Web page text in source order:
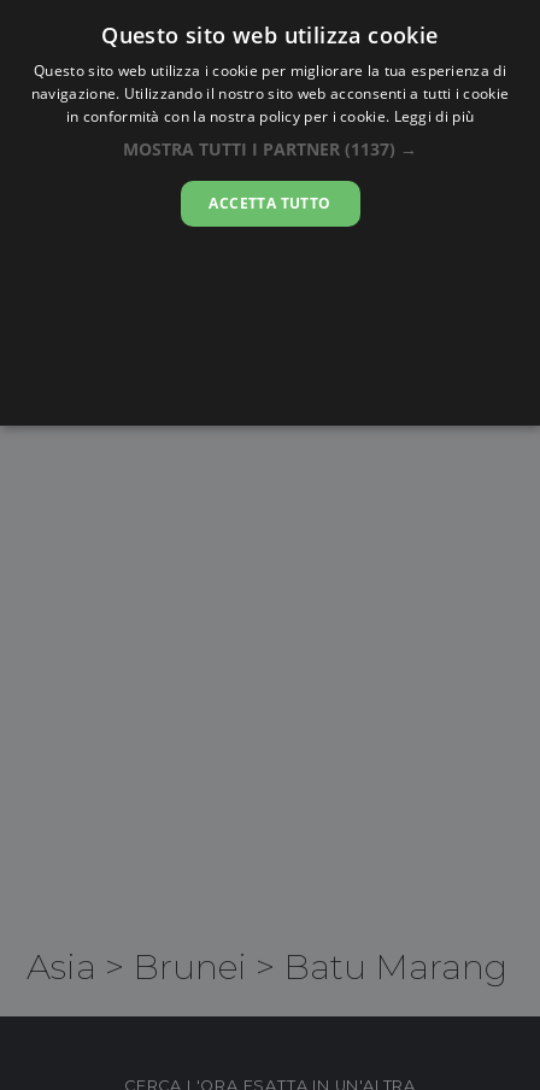
Oraesatta.co
Ora EsattaBatu Marang
11:52:44
Asia > Brunei > Batu Marang
CERCA L'ORA ESATTA IN UN'ALTRA
Questo sito web utilizza cookie
Questo sito web utilizza i cookie per migliorare la tua esperienza di
navigazione. Utilizzando il nostro sito web acconsenti a tutti i cookie
in conformità con la nostra policy per i cookie. Leggi di più
MOSTRA TUTTI I PARTNER (1137) →
ACCETTA TUTTO